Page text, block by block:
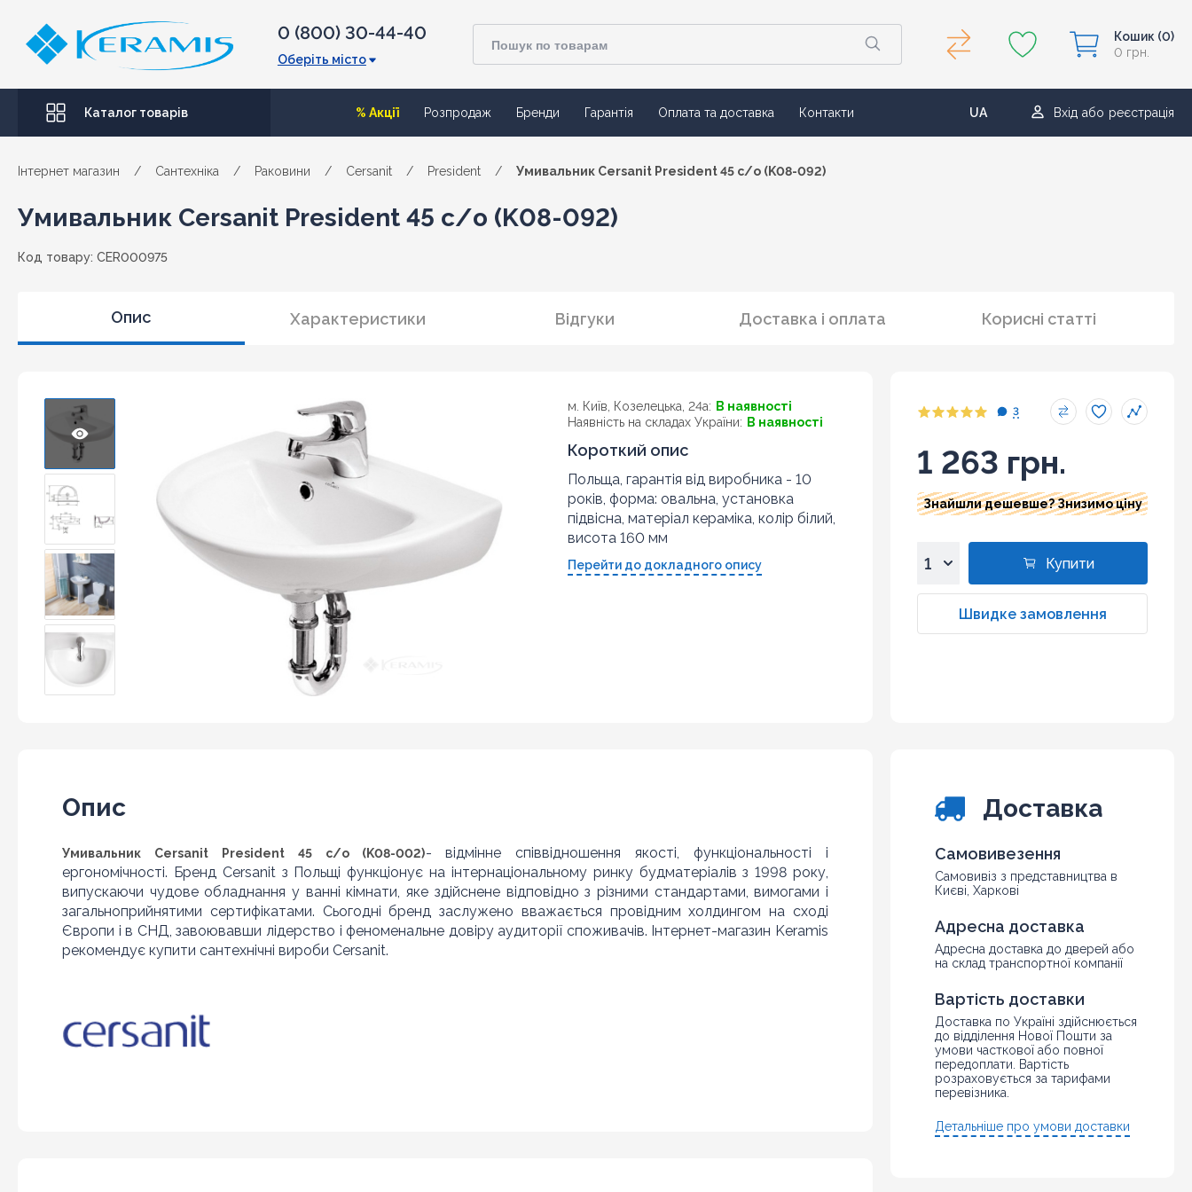
0 (800) 30-44-40
Оберіть місто
Кошик (0)
0 грн.
Каталог товарів % Акції Розпродаж Бренди Гарантія Оплата та доставка Контакти
UA
RU
Вхід або реєстрація
Інтернет магазин / Сантехніка / Раковини / Cersanit / President / Умивальник Cersanit President 45 с/о (K08-092)
Умивальник Cersanit President 45 с/о (K08-092)
Код товару: CER000975
Опис Характеристики Відгуки Доставка і оплата Корисні статті
м. Київ, Козелецька, 24а: В наявності
Наявність на складах України: В наявності
Короткий опис
Польща, гарантія від виробника - 10
років, форма: овальна, установка
підвісна, матеріал кераміка, колір білий,
висота 160 мм
Перейти до докладного опису
3
1 263 грн.
Знайшли дешевше? Знизимо ціну
3
Купити
Швидке замовлення
Опис
Умивальник Cersanit President 45 с/о (K08-002)- відмінне співвідношення якості, функціональності і
ергономічності. Бренд Cersanit з Польщі функціонує на інтернаціональному ринку будматеріалів з 1998 року,
випускаючи чудове обладнання у ванні кімнати, яке здійснене відповідно з різними стандартами, вимогами і
загальноприйнятими сертифікатами. Сьогодні бренд заслужено вважається провідним холдингом на сході
Європи і в СНД, завоювавши лідерство і феноменальне довіру аудиторії споживачів. Інтернет-магазин Keramis
рекомендує купити сантехнічні вироби Cersanit.
Доставка
Самовивезення
Самовивіз з представництва в
Києві, Харкові
Адресна доставка
Адресна доставка до дверей або
на склад транспортної компанії
Вартість доставки
Доставка по Україні здійснюється
до відділення Нової Пошти за
умови часткової або повної
передоплати. Вартість
розраховується за тарифами
перевізника.
Детальніше про умови доставки